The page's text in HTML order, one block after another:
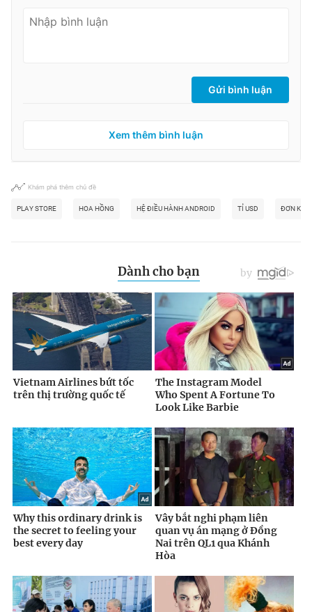
Gửi bình luận
Xem thêm bình luận
Khám phá thêm chủ đề
PLAY STORE HOA HỒNG HỆ ĐIỀU HÀNH ANDROID TỈ USD ĐƠN KIỆN